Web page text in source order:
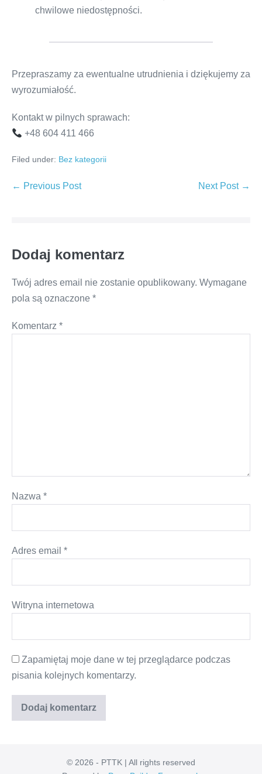
chwilowe niedostępności.
Przepraszamy za ewentualne utrudnienia i dziękujemy za
wyrozumiałość.
Kontakt w pilnych sprawach:
+48 604 411 466
Filed under: Bez kategorii
Post
← Previous Post Next Post →
Dodaj komentarz
Twój adres email nie zostanie opublikowany. Wymagane
pola są oznaczone *
Komentarz *
Nazwa *
Adres email *
Witryna internetowa
Zapamiętaj moje dane w tej przeglądarce podczas
pisania kolejnych komentarzy.
© 2026 - PTTK | All rights reserved